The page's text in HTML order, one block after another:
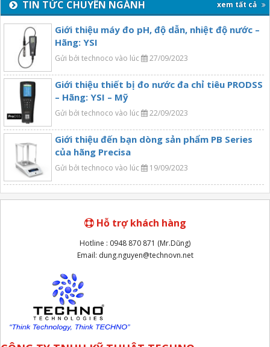
TIN TỨC CHUYÊN NGÀNH xem tất cả
Giới thiệu máy đo pH, độ dẫn, nhiệt độ nước –
Hãng: YSI
Gửi bởi technoco vào lúc 27/09/2023
Giới thiệu thiết bị đo nước đa chỉ tiêu PRODSS
– Hãng: YSI – Mỹ
Gửi bởi technoco vào lúc 22/09/2023
Giới thiệu đến bạn dòng sản phẩm PB Series
của hãng Precisa
Gửi bởi technoco vào lúc 19/09/2023
Hỗ trợ khách hàng
Hotline : 0948 870 871 (Mr.Dũng)
Email: dung.nguyen@technovn.net